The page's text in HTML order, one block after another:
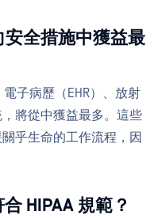
全措施中獲益最
子病歷（EHR）、放射
將從中獲益最多。這些
乎生命的工作流程，因
HIPAA 規範？